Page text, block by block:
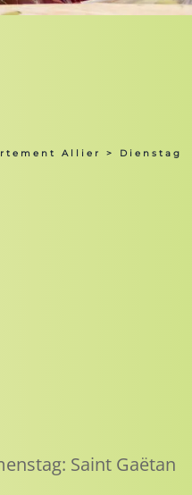
Allier > Dienstag
Saint Gaëtan